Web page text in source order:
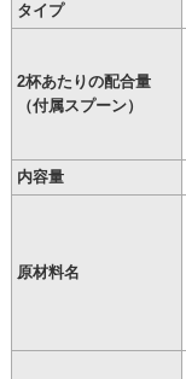
タイプ
2杯あたりの配合量
（付属スプーン）
内容量
原材料名